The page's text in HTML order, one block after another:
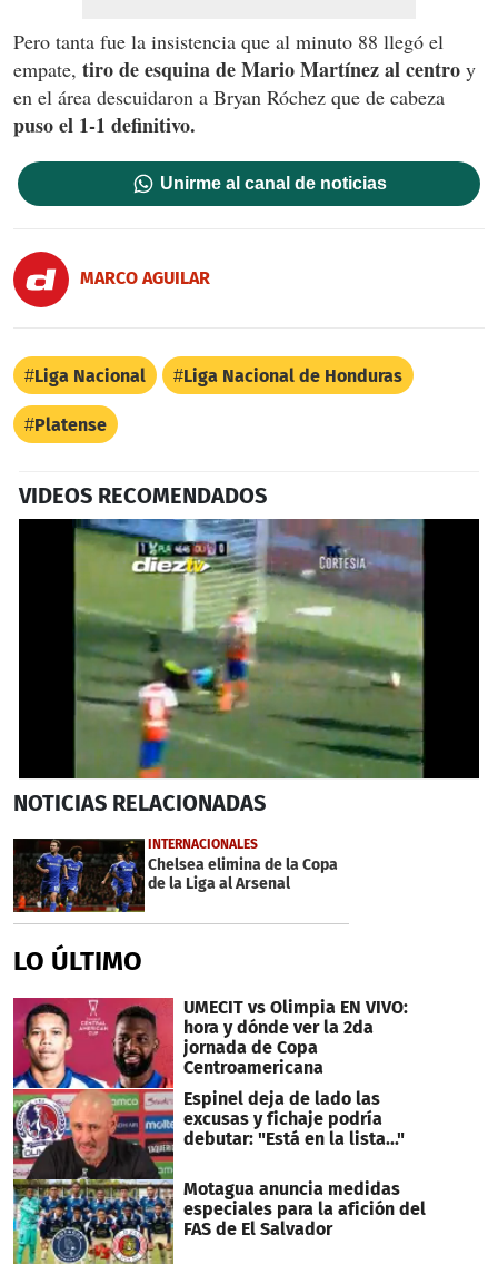
Pero tanta fue la insistencia que al minuto 88 llegó el
empate, tiro de esquina de Mario Martínez al centro y
en el área descuidaron a Bryan Róchez que de cabeza
puso el 1-1 definitivo.
Unirme al canal de noticias
MARCO AGUILAR
Liga Nacional Liga Nacional de Honduras
Platense
VIDEOS RECOMENDADOS
seconds
42
seconds
NOTICIAS RELACIONADAS
INTERNACIONALES
Chelsea elimina de la Copa
de la Liga al Arsenal
LO ÚLTIMO
UMECIT vs Olimpia EN VIVO:
hora y dónde ver la 2da
jornada de Copa
Centroamericana
Espinel deja de lado las
excusas y fichaje podría
debutar: "Está en la lista..."
Motagua anuncia medidas
especiales para la afición del
FAS de El Salvador